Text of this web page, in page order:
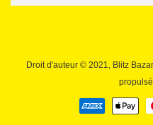
Droit d'auteur © 2021, Blitz